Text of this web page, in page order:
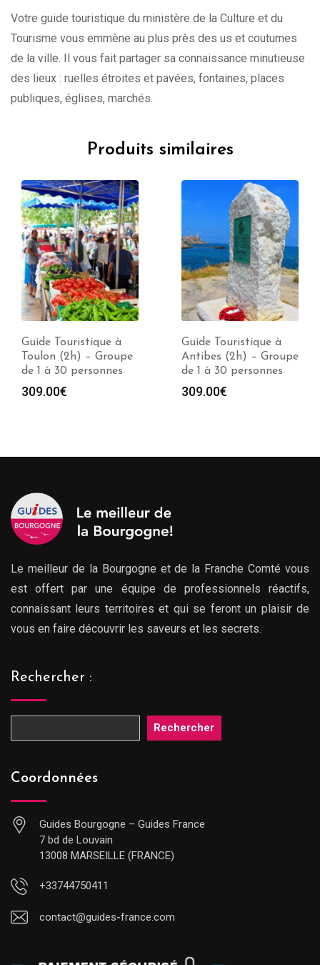
Votre guide touristique du ministère de la Culture et du
Tourisme vous emmène au plus près des us et coutumes
de la ville. Il vous fait partager sa connaissance minutieuse
des lieux : ruelles étroites et pavées, fontaines, places
publiques, églises, marchés.
Produits similaires
Guide Touristique à
Toulon (2h) – Groupe
de 1 à 30 personnes
309.00€
Guide Touristique à
Antibes (2h) – Groupe
de 1 à 30 personnes
309.00€
Le meilleur de la Bourgogne et de la Franche Comté vous
est offert par une équipe de professionnels réactifs,
connaissant leurs territoires et qui se feront un plaisir de
vous en faire découvrir les saveurs et les secrets.
Rechercher :
Rechercher
Coordonnées
Guides Bourgogne – Guides France
7 bd de Louvain
13008 MARSEILLE (FRANCE)
+33744750411
contact@guides-france.com